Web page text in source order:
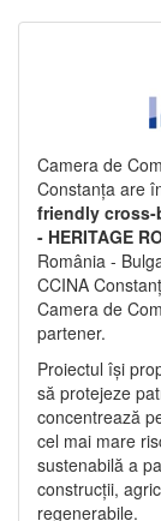
Camera de
Constanța are
friendly cross-
- HERITAGE
România -
CCINA
Camera de
partener.
Proiectul își
să protejeze
concentrează
cel mai mare
sustenabilă a
construcții,
regenerabile.